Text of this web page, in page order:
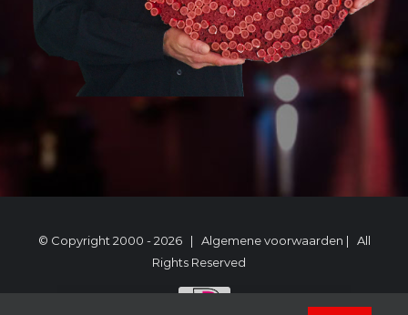
© Copyright 2000 -2026 | Algemene voorwaarden | All
Rights Reserved